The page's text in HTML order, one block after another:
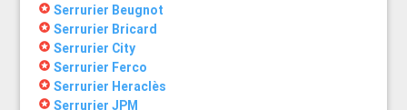
stars Serrurier Beugnot
stars Serrurier Bricard
stars Serrurier City
stars Serrurier Ferco
stars Serrurier Heraclès
stars Serrurier JPM